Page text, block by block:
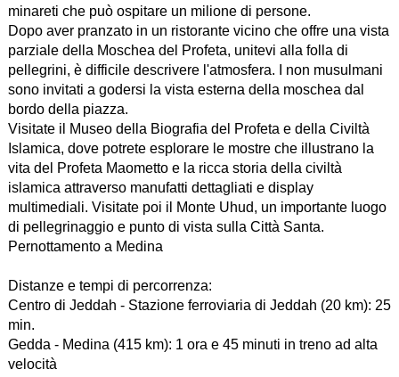
minareti che può ospitare un milione di persone.
Dopo aver pranzato in un ristorante vicino che offre una vista
parziale della Moschea del Profeta, unitevi alla folla di
pellegrini, è difficile descrivere l'atmosfera. I non musulmani
sono invitati a godersi la vista esterna della moschea dal
bordo della piazza.
Visitate il Museo della Biografia del Profeta e della Civiltà
Islamica, dove potrete esplorare le mostre che illustrano la
vita del Profeta Maometto e la ricca storia della civiltà
islamica attraverso manufatti dettagliati e display
multimediali. Visitate poi il Monte Uhud, un importante luogo
di pellegrinaggio e punto di vista sulla Città Santa.
Pernottamento a Medina
Distanze e tempi di percorrenza:
Centro di Jeddah - Stazione ferroviaria di Jeddah (20 km): 25
min.
Gedda - Medina (415 km): 1 ora e 45 minuti in treno ad alta
velocità